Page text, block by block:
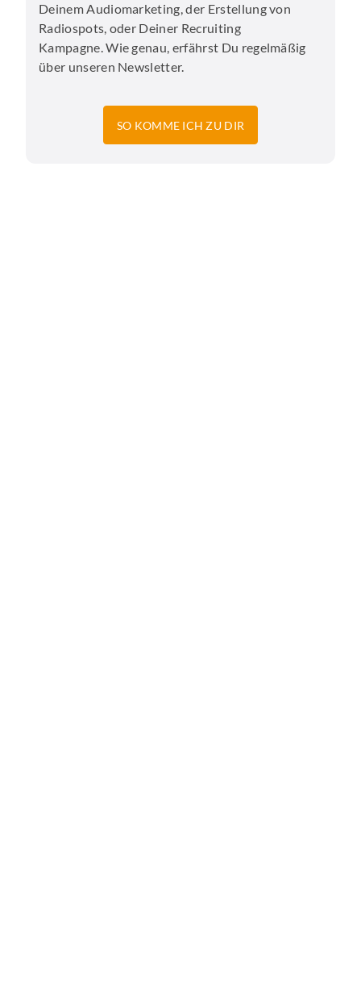
Deinem Audiomarketing, der Erstellung von
Radiospots, oder Deiner Recruiting
Kampagne. Wie genau, erfährst Du regelmäßig
über unseren Newsletter.
SO KOMME ICH ZU DIR